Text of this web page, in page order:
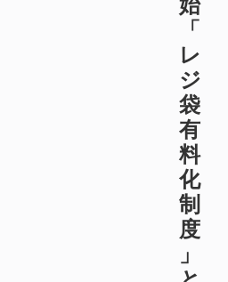
「
レ
ジ
袋
有
料
化
制
度
」